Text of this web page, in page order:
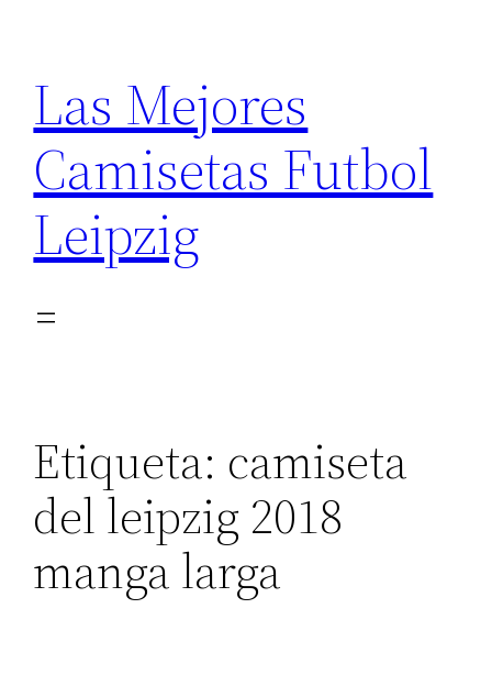
contenido
Las Mejores
Camisetas Futbol
Leipzig
Etiqueta: camiseta
del leipzig 2018
manga larga